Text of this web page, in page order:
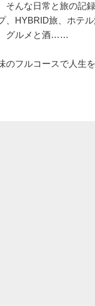
そんな日常と旅の記
、HYBRID旅、ホテ
グルメと酒……
のフルコースで人生を